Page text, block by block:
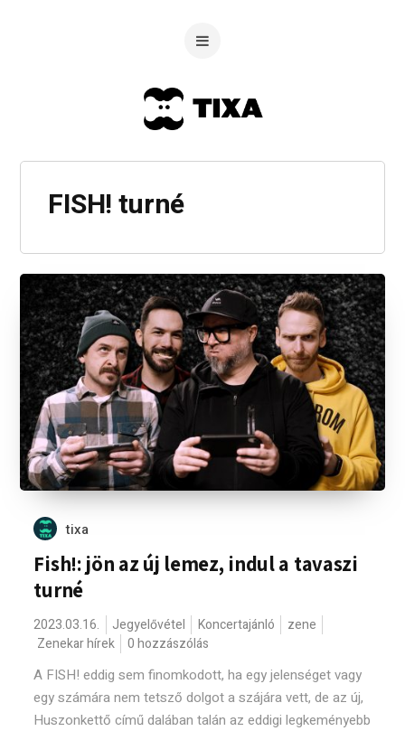
FISH! turné
tixa
Fish!: jön az új lemez, indul a tavaszi
turné
2023.03.16. Jegyelővétel Koncertajánló
zene
Zenekar hírek
0 hozzászólás
A FISH! eddig sem finomkodott, ha egy jelenséget vagy
egy számára nem tetsző dolgot a szájára vett, de az új,
Huszonkettő című dalában talán az eddigi legkeményebb